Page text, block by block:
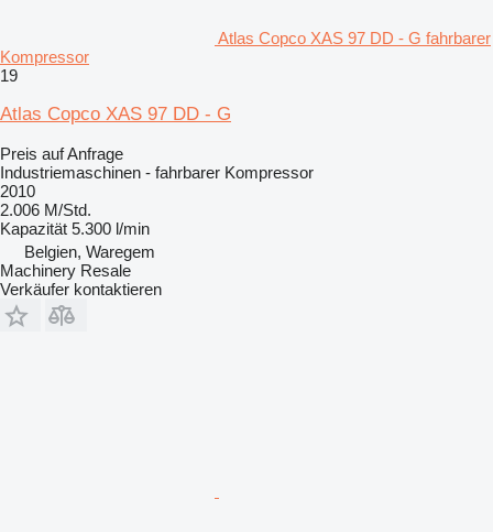
Atlas Copco XAS 97 DD - G fahrbarer
Kompressor
19
Atlas Copco XAS 97 DD - G
Preis auf Anfrage
Industriemaschinen - fahrbarer Kompressor
2010
2.006 M/Std.
Kapazität 5.300 l/min
Belgien, Waregem
Machinery Resale
Verkäufer kontaktieren